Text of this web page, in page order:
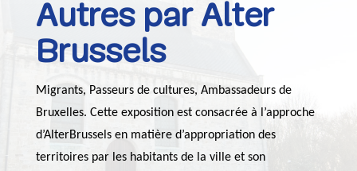
Autres par Alter
Brussels
Migrants, Passeurs de cultures, Ambassadeurs de
Bruxelles. Cette exposition est consacrée à l’approche
d’AlterBrussels en matière d’appropriation des
territoires par les habitants de la ville et son